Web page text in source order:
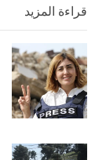
قراءة المزيد